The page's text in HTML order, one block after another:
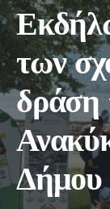
των
Δήμου